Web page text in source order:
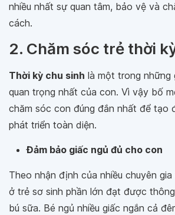
nhiều nhất sự quan tâm, bảo vệ và
cách.
2. Chăm sóc trẻ thời
Thời kỳ chu sinh là một trong những
quan trọng nhất của con. Vì vậy bố
chăm sóc con đúng đắn nhất để tạo
phát triển toàn diện.
Đảm bảo giấc ngủ đủ cho con
Theo nhận định của nhiều chuyên
ở trẻ sơ sinh phần lớn đạt được
bú sữa. Bé ngủ nhiều giấc ngắn cả